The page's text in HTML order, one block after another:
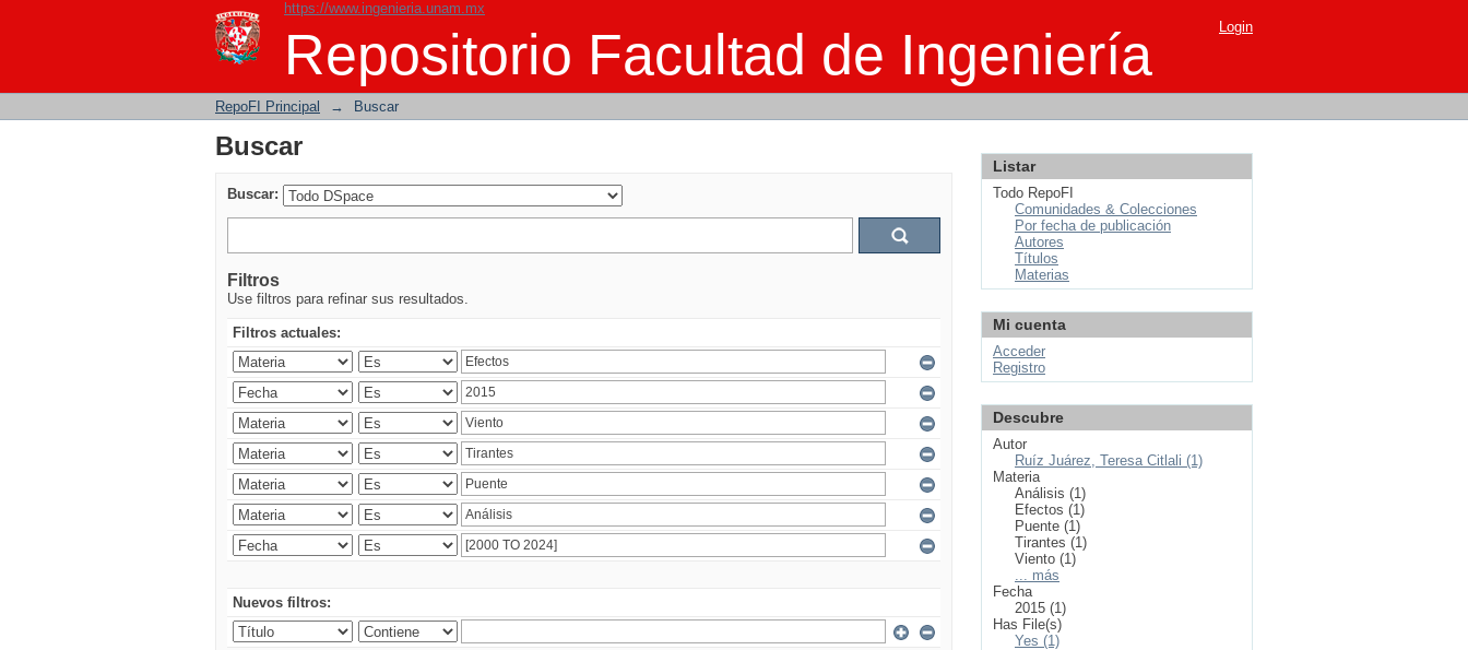
https://www.ingenieria.unam.mx
Repositorio Facultad de Ingeniería
Buscar Login
RepoFI Principal → Buscar
Buscar
Buscar:
Filtros
Use filtros para refinar sus resultados.
Filtros actuales:
Nuevos filtros:
Listar
Todo RepoFI
Comunidades & Colecciones
Por fecha de publicación
Autores
Títulos
Materias
Mi cuenta
Acceder
Registro
Descubre
Autor
Ruíz Juárez, Teresa Citlali (1)
Materia
Análisis (1)
Efectos (1)
Puente (1)
Tirantes (1)
Viento (1)
... más
Fecha
2015 (1)
Has File(s)
Yes (1)